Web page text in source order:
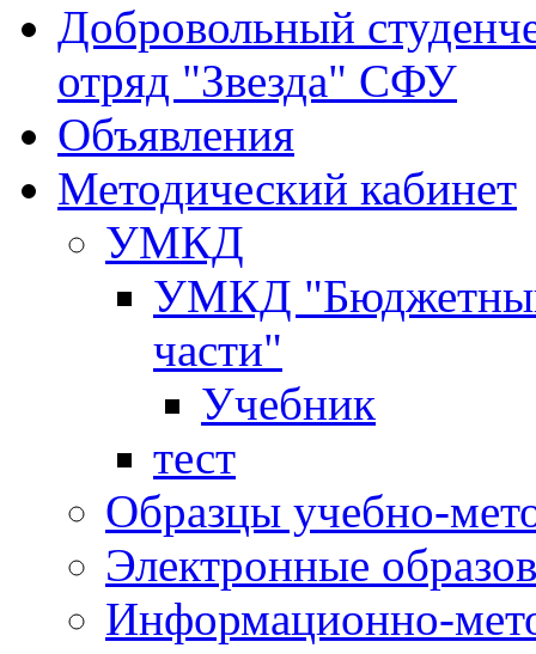
Добровольный
отряд "Звезда" СФУ
Объявления
Методический кабинет
УМКД
УМКД "Бюджетный
части"
Учебник
тест
Образцы учебно-
Электронные
Информационно-